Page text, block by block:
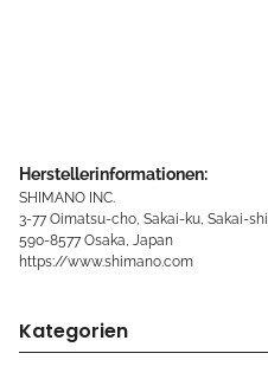
Herstellerinformationen:
SHIMANO INC.
3-77 Oimatsu-cho, Sakai-ku, Sakai-shi
590-8577 Osaka, Japan
https://www.shimano.com
Kategorien